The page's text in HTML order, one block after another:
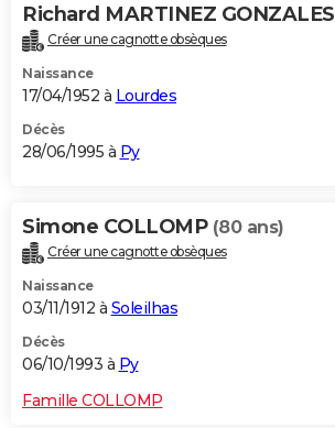
Richard MARTINEZ GONZALES
Créer une cagnotte obsèques
Naissance
17/04/1952 à Lourdes
Décès
28/06/1995 à Py
Simone COLLOMP (80 ans)
Créer une cagnotte obsèques
Naissance
03/11/1912 à Soleilhas
Décès
06/10/1993 à Py
Famille COLLOMP